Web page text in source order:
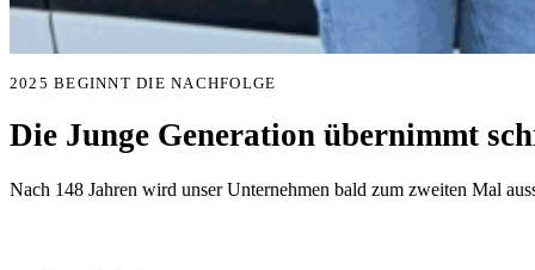
2025 BEGINNT DIE NACHFOLGE
Die Junge Generation übernimmt
Nach 148 Jahren wird unser Unternehmen bald zum zweiten Mal